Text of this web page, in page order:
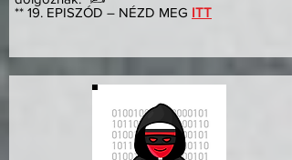
** 19. EPISZÓD – NÉZD MEG ITT